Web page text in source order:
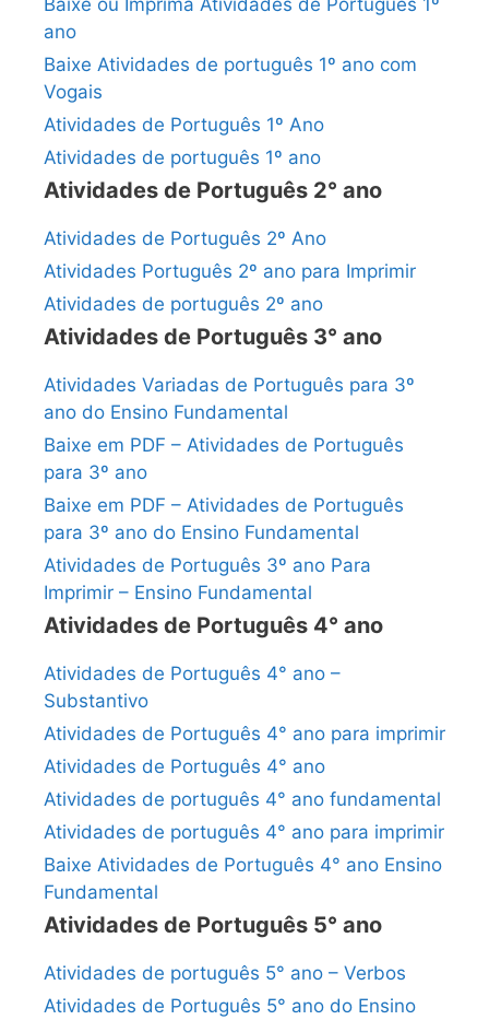
ano
Baixe Atividades de português 1º ano com
Vogais
Atividades de Português 1º Ano
Atividades de português 1º ano
Atividades de Português 2° ano
Atividades de Português 2º Ano
Atividades Português 2º ano para Imprimir
Atividades de português 2º ano
Atividades de Português 3° ano
Atividades Variadas de Português para 3º
ano do Ensino Fundamental
Baixe em PDF – Atividades de Português
para 3º ano
Baixe em PDF – Atividades de Português
para 3º ano do Ensino Fundamental
Atividades de Português 3º ano Para
Imprimir – Ensino Fundamental
Atividades de Português 4° ano
Atividades de Português 4° ano –
Substantivo
Atividades de Português 4° ano para imprimir
Atividades de Português 4° ano
Atividades de português 4° ano fundamental
Atividades de português 4° ano para imprimir
Baixe Atividades de Português 4° ano Ensino
Fundamental
Atividades de Português 5° ano
Atividades de português 5° ano – Verbos
Atividades de Português 5° ano do Ensino